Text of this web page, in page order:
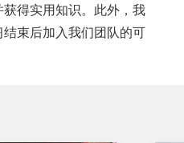
得实用知识。此外，我
束后加入我们团队的可